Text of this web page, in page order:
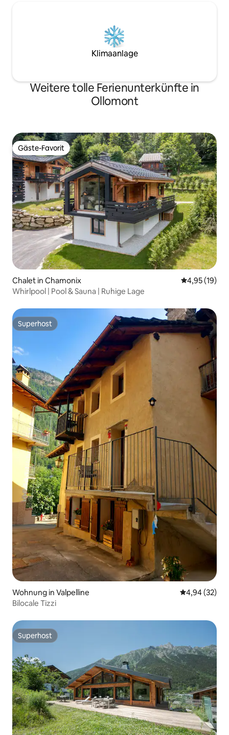
Klimaanlage
Weitere tolle Ferienunterkünfte in
Ollomont
Gäste-Favorit
Gäste-Favorit
Chalet in Chamonix
4,95 (19)
Whirlpool | Pool & Sauna | Ruhige Lage
Superhost
Superhost
Wohnung in Valpelline
4,94 (32)
Bilocale Tizzi
Superhost
Superhost